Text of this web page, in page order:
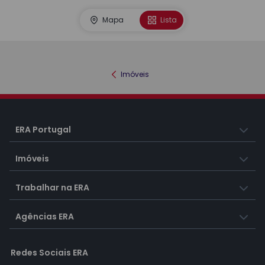
Mapa Lista
Imóveis
ERA Portugal
Imóveis
Trabalhar na ERA
Agências ERA
Redes Sociais ERA